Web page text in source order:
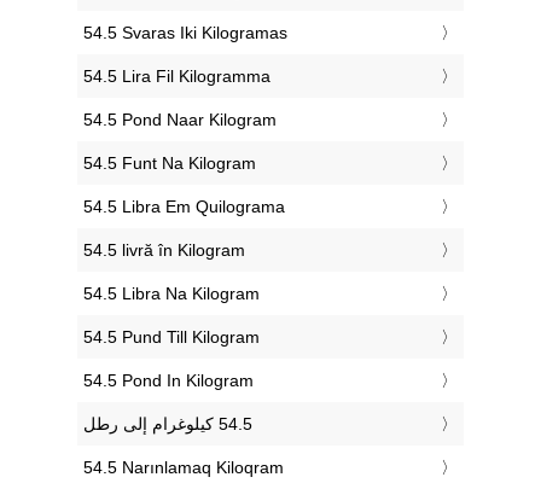
‎54.5 Svaras Iki Kilogramas
‎54.5 Lira Fil Kilogramma
‎54.5 Pond Naar Kilogram
‎54.5 Funt Na Kilogram
‎54.5 Libra Em Quilograma
‎54.5 livră în Kilogram
‎54.5 Libra Na Kilogram
‎54.5 Pund Till Kilogram
‎54.5 Pond In Kilogram
‎54.5 Narınlamaq Kiloqram